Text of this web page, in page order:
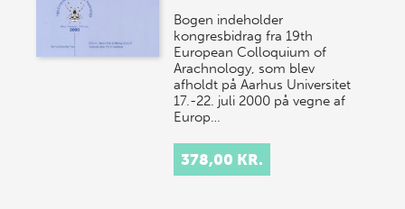
Bogen indeholder
kongresbidrag fra 19th
European Colloquium of
Arachnology, som blev
afholdt på Aarhus Universitet
17.-22. juli 2000 på vegne af
Europ…
378,00 KR.